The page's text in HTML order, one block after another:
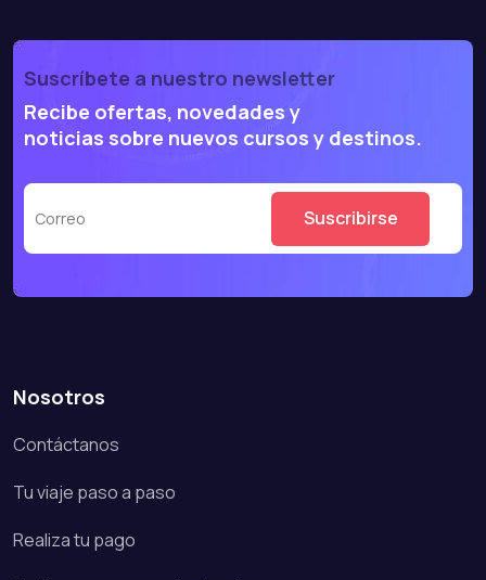
Suscríbete a nuestro newsletter
Recibe ofertas, novedades y
noticias sobre nuevos cursos y destinos.
Nosotros
Contáctanos
Tu viaje paso a paso
Realiza tu pago